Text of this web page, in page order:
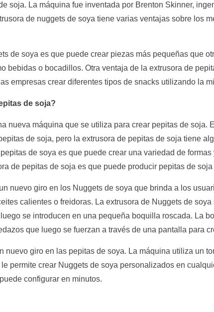
soja. La máquina fue inventada por Brenton Skinner,
de nuggets de soya tiene varias ventajas sobre los
de soya es que puede crear piezas más pequeñas que
bebidas o bocadillos. Otra ventaja de la extrusora de
empresas crear diferentes tipos de snacks utilizando la
de soja?
nueva máquina que se utiliza para crear pepitas de soja.
de soja, pero la extrusora de pepitas de soja tiene
de soya es que puede crear una variedad de
de pepitas de soja es que puede producir pepitas de
nuevo giro en los Nuggets de soya que brinda a los
calientes o freidoras. La extrusora de Nuggets de
se introducen en una pequeña boquilla roscada. La
que luego se fuerzan a través de una pantalla para
nuevo giro en las pepitas de soya. La máquina utiliza un
permite crear Nuggets de soya personalizados en
configurar en minutos.